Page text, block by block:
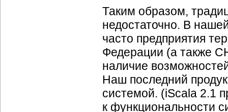
Таким образом,
недостаточно. В
часто предприятия
Федерации (а также
наличие
Наш последний
системой. (iScala 2.1
к